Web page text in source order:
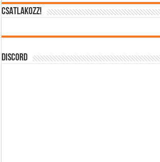
CSATLAKOZZ!
DISCORD